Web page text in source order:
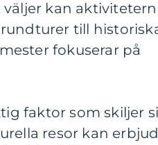
väljer kan
till
fokuserar på
faktor som skiljer
resor kan